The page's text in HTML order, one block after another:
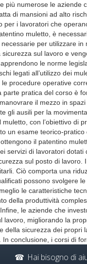
più numerose le aziende
di mansioni ad alto
per i lavoratori che
muletto, è
per utilizzare
sicurezza sul lavoro e
le norme
legati all’utilizzo dei
le procedure operative
parte pratica del corso è
il mezzo in
gli ausili per la
muletto, con l’obiettivo di
un esame teorico-
il patentino
servizi di lavoratori
sul posto di lavoro.
Ciò comporta una
possono svolgere
le caratteristiche
della produttività
le aziende che
lavoro, migliorando la
della sicurezza dei propri
In conclusione, i corsi di
Hai bisogno di